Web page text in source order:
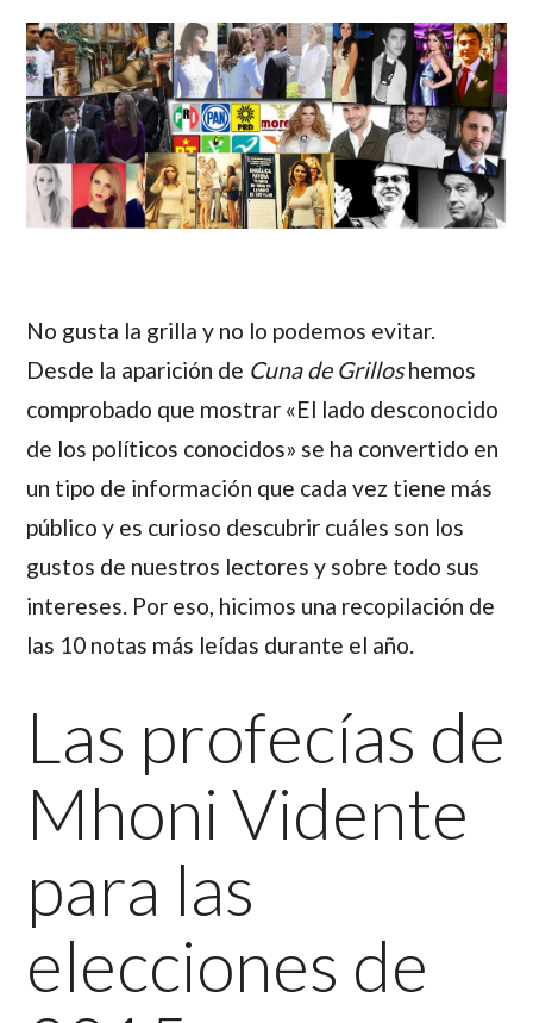
No gusta la grilla y no lo podemos evitar.
Desde la aparición de Cuna de Grilloshemos
comprobado que mostrar «El lado desconocido
de los políticos conocidos» se ha convertido en
un tipo de información que cada vez tiene más
público y es curioso descubrir cuáles son los
gustos de nuestros lectores y sobre todo sus
intereses. Por eso, hicimos una recopilación de
las 10 notas más leídas durante el año.
Las profecías de
Mhoni Vidente
para las
elecciones de